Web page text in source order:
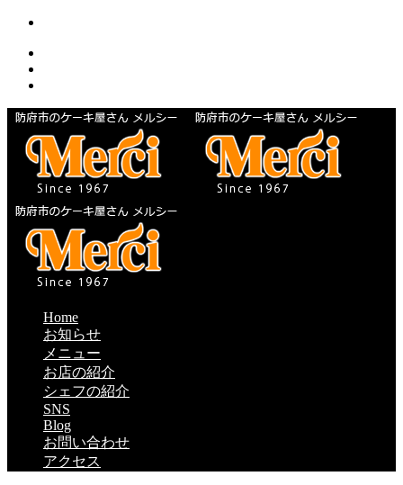
Home
お知らせ
メニュー
お店の紹介
シェフの紹介
SNS
Blog
お問い合わせ
アクセス